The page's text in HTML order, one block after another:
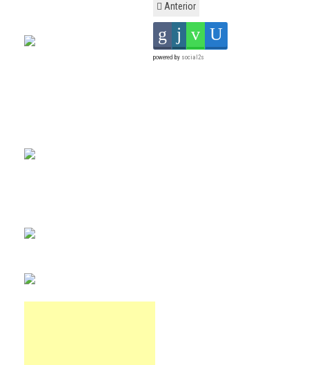
Anterior
powered by social2s